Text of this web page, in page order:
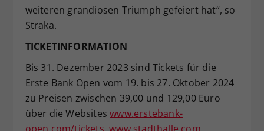
weiteren grandiosen Triumph gefeiert hat“, so
Straka.
TICKETINFORMATION
Bis 31. Dezember 2023 sind Tickets für die
Erste Bank Open vom 19. bis 27. Oktober 2024
zu Preisen zwischen 39,00 und 129,00 Euro
über die Websiteswww.erstebank-